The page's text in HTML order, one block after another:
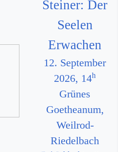
Steiner: Der
Seelen
Erwachen
12. September
2026, 14h
Grünes
Goetheanum,
Weilrod-
Riedelbach